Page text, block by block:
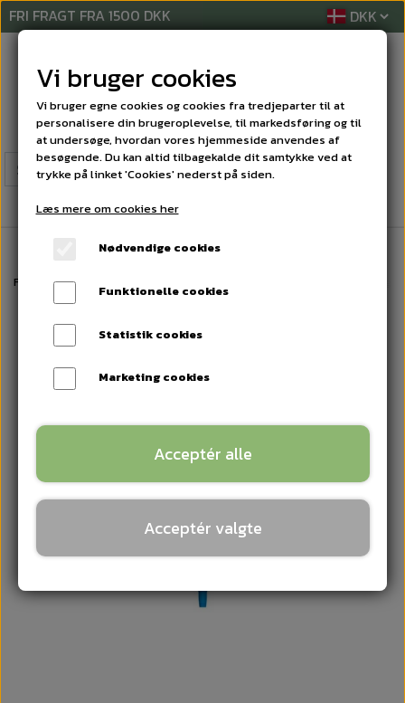
FRI FRAGT FRA 1500 DKK
Forside RENGØRINGSREKVISITTER
Vi bruger cookies
Vi bruger egne cookies og cookies fra tredjeparter til at
personalisere din brugeroplevelse, til markedsføring og til
at undersøge, hvordan vores hjemmeside anvendes af
besøgende. Du kan altid tilbagekalde dit samtykke ved at
trykke på linket 'Cookies' nederst på siden.
Læs mere om cookies her
Nødvendige cookies
Funktionelle cookies
Statistik cookies
Marketing cookies
Acceptér alle
Acceptér valgte